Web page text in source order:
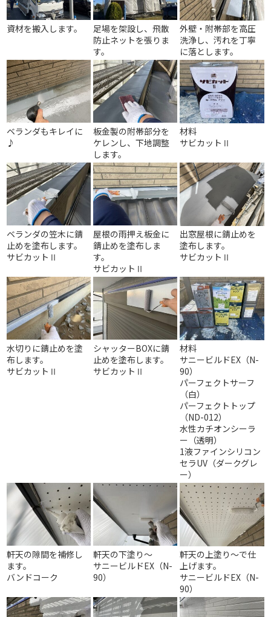
資材を搬入します。
足場を架設し、飛散
防止ネットを張りま
す。
外壁・附帯部を高圧
洗浄し、汚れを丁寧
に落とします。
ベランダもキレイに
♪
板金製の附帯部分を
ケレンし、下地調整
します。
材料
サビカットⅡ
ベランダの笠木に錆
止めを塗布します。
サビカットⅡ
屋根の雨押え板金に
錆止めを塗布しま
す。
サビカットⅡ
出窓屋根に錆止めを
塗布します。
サビカットⅡ
水切りに錆止めを塗
布します。
サビカットⅡ
シャッターBOXに錆
止めを塗布します。
サビカットⅡ
材料
サニービルドEX（N-
90）
パーフェクトサーフ
（白）
パーフェクトトップ
（ND-012）
水性カチオンシーラ
ー（透明）
1液ファインシリコン
セラUV（ダークグレ
ー）
軒天の隙間を補修し
ます。
バンドコーク
軒天の下塗り～
サニービルドEX（N-
90）
軒天の上塗り～で仕
上げます。
サニービルドEX（N-
90）